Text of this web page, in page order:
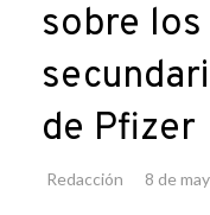
sobre
de Pfizer
Redacción 8 de